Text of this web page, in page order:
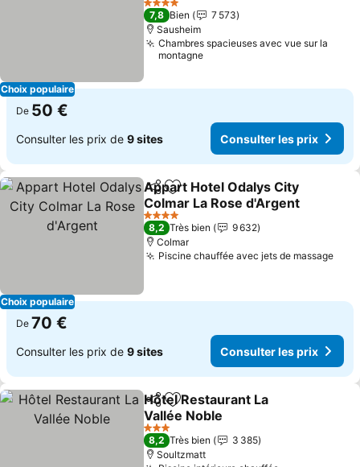
Choix populaire
Consulter les prix
4 Étoiles
7,8 Bien
7 573
Sausheim
Chambres spacieuses avec vue sur la
montagne
De 50 €
Consulter les prix de 9 sites Consulter les prix
Choix populaire
PartagerAjouter à mes favoris
Appart Hotel Odalys City
Colmar La Rose d'Argent
Consulter les prix
4 Étoiles
8,2 Très bien
9 632
Colmar
Piscine chauffée avec jets de massage
De 70 €
Consulter les prix de 9 sites Consulter les prix
PartagerAjouter à mes favoris
Hôtel Restaurant La
Vallée Noble
Consulter les prix
3 Étoiles
8,2 Très bien
3 385
Soultzmatt